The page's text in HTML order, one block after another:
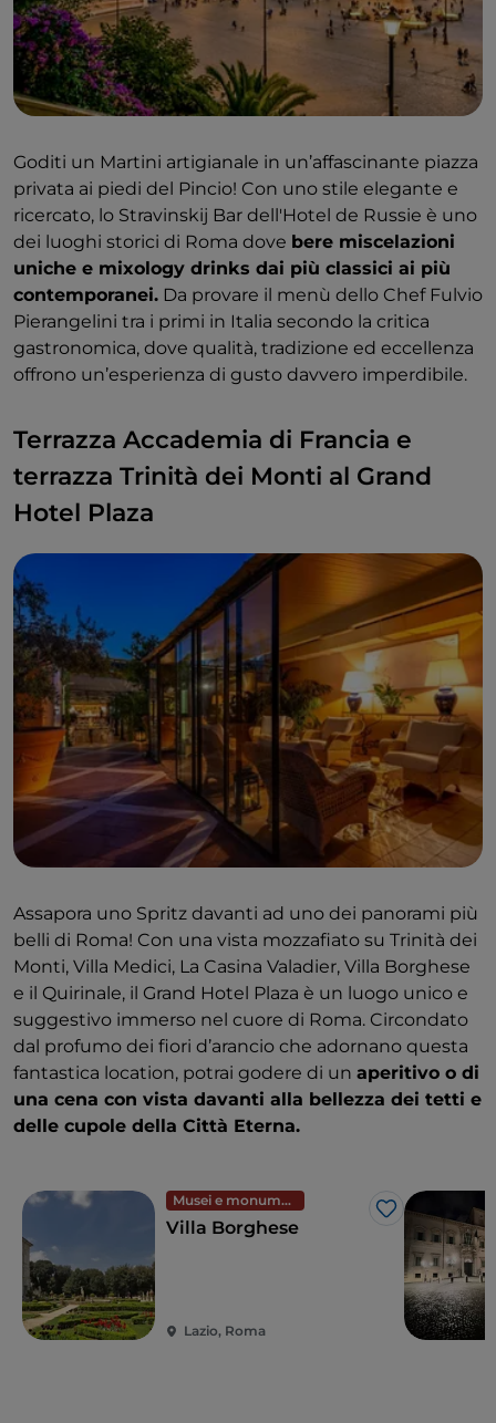
Goditi un Martini artigianale in un’affascinante piazza
privata ai piedi del Pincio! Con uno stile elegante e
ricercato, lo Stravinskij Bar dell'Hotel de Russie è uno
dei luoghi storici di Roma dove bere miscelazioni
uniche e mixology drinks dai più classici ai più
contemporanei. Da provare il menù dello Chef Fulvio
Pierangelini tra i primi in Italia secondo la critica
gastronomica, dove qualità, tradizione ed eccellenza
offrono un’esperienza di gusto davvero imperdibile.
Terrazza Accademia di Francia e
terrazza Trinità dei Monti al Grand
Hotel Plaza
Assapora uno Spritz davanti ad uno dei panorami più
belli di Roma! Con una vista mozzafiato su Trinità dei
Monti, Villa Medici, La Casina Valadier, Villa Borghese
e il Quirinale, il Grand Hotel Plaza è un luogo unico e
suggestivo immerso nel cuore di Roma. Circondato
dal profumo dei fiori d’arancio che adornano questa
fantastica location, potrai godere di un aperitivo o di
una cena con vista davanti alla bellezza dei tetti e
delle cupole della Città Eterna.
Musei e monumenti
Like
Villa Borghese
Lazio, Roma